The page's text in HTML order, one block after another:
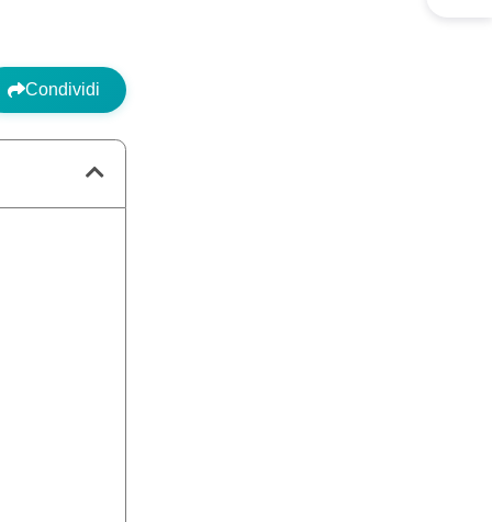
Condividi